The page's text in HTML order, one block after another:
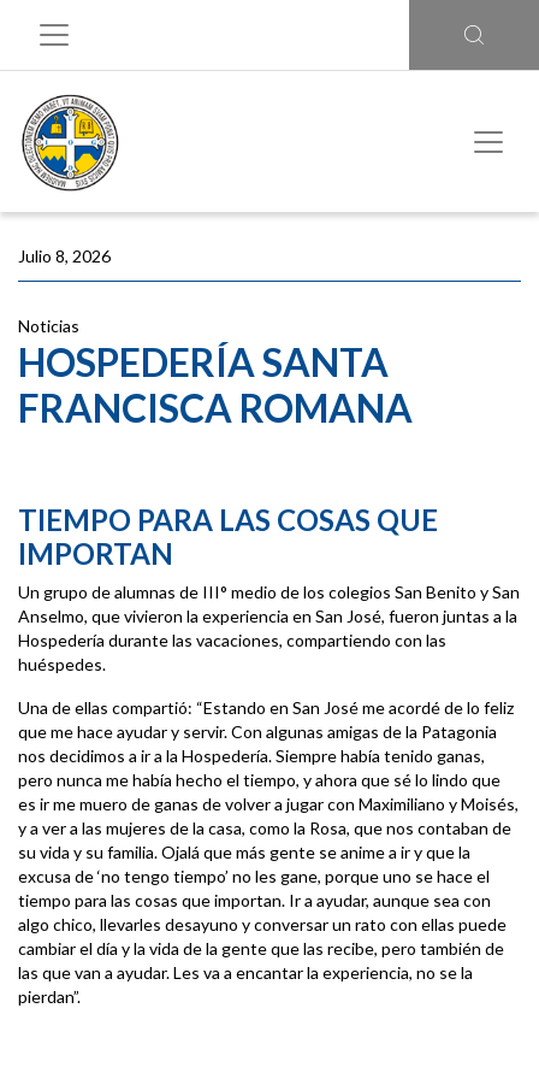
Julio 8, 2026
Noticias
HOSPEDERÍA SANTA
FRANCISCA ROMANA
TIEMPO PARA LAS COSAS QUE
IMPORTAN
Un grupo de alumnas de III° medio de los colegios San Benito y San
Anselmo, que vivieron la experiencia en San José, fueron juntas a la
Hospedería durante las vacaciones, compartiendo con las
huéspedes.
Una de ellas compartió: “Estando en San José me acordé de lo feliz
que me hace ayudar y servir. Con algunas amigas de la Patagonia
nos decidimos a ir a la Hospedería. Siempre había tenido ganas,
pero nunca me había hecho el tiempo, y ahora que sé lo lindo que
es ir me muero de ganas de volver a jugar con Maximiliano y Moisés,
y a ver a las mujeres de la casa, como la Rosa, que nos contaban de
su vida y su familia. Ojalá que más gente se anime a ir y que la
excusa de ‘no tengo tiempo’ no les gane, porque uno se hace el
tiempo para las cosas que importan. Ir a ayudar, aunque sea con
algo chico, llevarles desayuno y conversar un rato con ellas puede
cambiar el día y la vida de la gente que las recibe, pero también de
las que van a ayudar. Les va a encantar la experiencia, no se la
pierdan”.